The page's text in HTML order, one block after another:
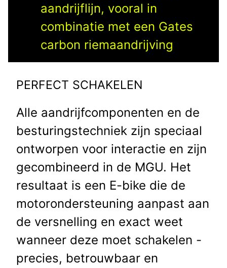
aandrijflijn, vooral in
combinatie met een Gates
carbon riemaandrijving
PERFECT SCHAKELEN
Alle aandrijfcomponenten en de
besturingstechniek zijn speciaal
ontworpen voor interactie en zijn
gecombineerd in de MGU. Het
resultaat is een E-bike die de
motorondersteuning aanpast aan
de versnelling en exact weet
wanneer deze moet schakelen -
precies, betrouwbaar en